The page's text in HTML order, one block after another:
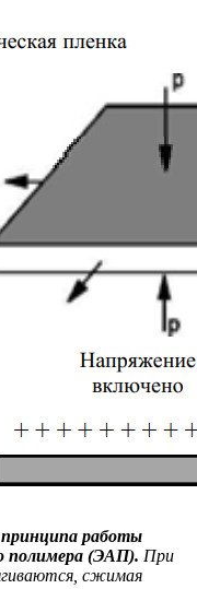
работы
полимера (ЭАП). При
сжимая